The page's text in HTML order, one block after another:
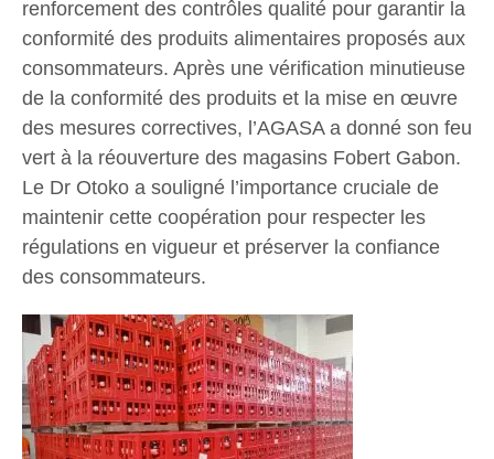
renforcement des contrôles qualité pour garantir la
conformité des produits alimentaires proposés aux
consommateurs. Après une vérification minutieuse
de la conformité des produits et la mise en œuvre
des mesures correctives, l’AGASA a donné son feu
vert à la réouverture des magasins Fobert Gabon.
Le Dr Otoko a souligné l’importance cruciale de
maintenir cette coopération pour respecter les
régulations en vigueur et préserver la confiance
des consommateurs.